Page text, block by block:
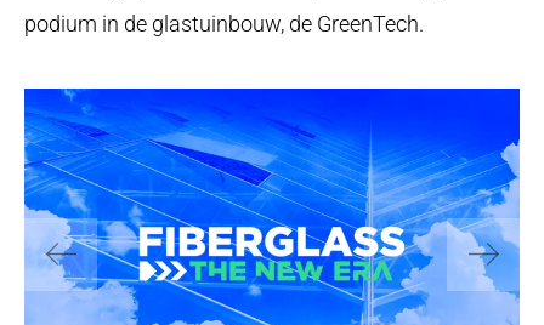
podium in de glastuinbouw, de GreenTech.